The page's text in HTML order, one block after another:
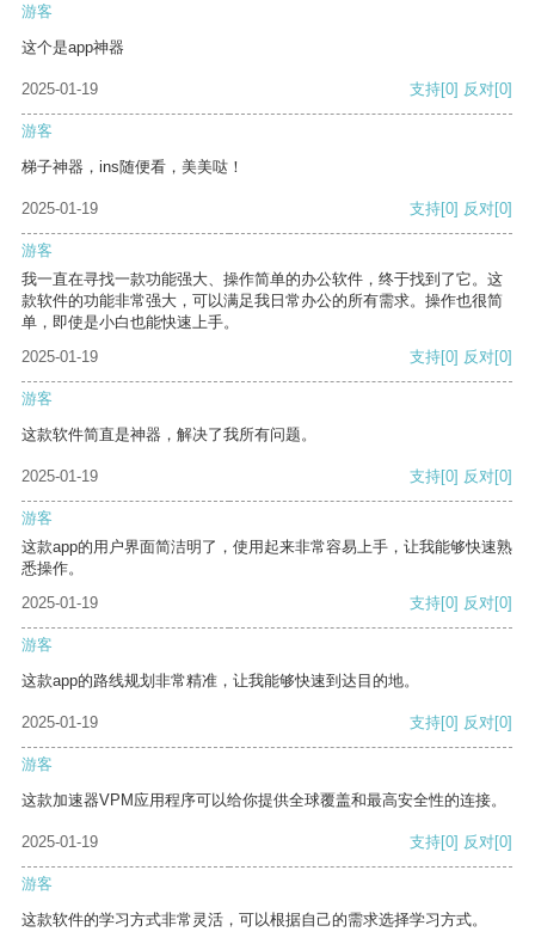
游客
这个是app神器
2025-01-19 支持[0] 反对[0]
游客
梯子神器，ins随便看，美美哒！
2025-01-19 支持[0] 反对[0]
游客
我一直在寻找一款功能强大、操作简单的办公软件，终于找到了它。这
款软件的功能非常强大，可以满足我日常办公的所有需求。操作也很简
单，即使是小白也能快速上手。
2025-01-19
支持[0] 反对[0]
游客
这款软件简直是神器，解决了我所有问题。
2025-01-19 支持[0] 反对[0]
游客
这款app的用户界面简洁明了，使用起来非常容易上手，让我能够快速熟
悉操作。
2025-01-19
支持[0] 反对[0]
游客
这款app的路线规划非常精准，让我能够快速到达目的地。
2025-01-19 支持[0] 反对[0]
游客
这款加速器VPM应用程序可以给你提供全球覆盖和最高安全性的连接。
2025-01-19 支持[0] 反对[0]
游客
这款软件的学习方式非常灵活，可以根据自己的需求选择学习方式。